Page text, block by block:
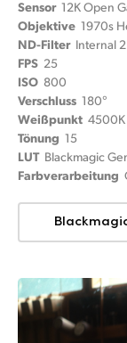
Sensor 12K Open
Objektive 1970s
ND-Filter Internal
FPS 25
ISO 800
Verschluss 180°
Weißpunkt 4500K
Tönung 15
LUT Blackmagic
Farbverarbeitung